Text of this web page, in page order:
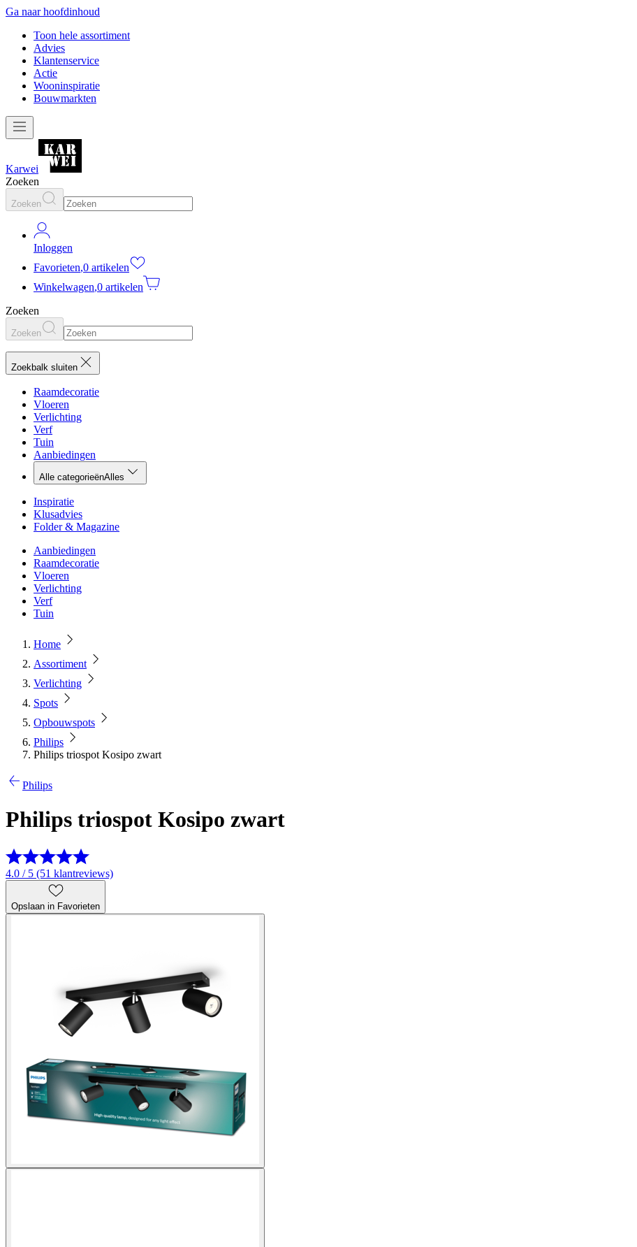
Ga naar hoofdinhoud
Toon hele assortiment
Advies
Klantenservice
Actie
Wooninspiratie
Bouwmarkten
Karwei
Zoeken
Zoeken
Inloggen
Favorieten,0 artikelen
Winkelwagen,0 artikelen
Zoeken
Zoeken
Zoekbalk sluiten
Raamdecoratie
Vloeren
Verlichting
Verf
Tuin
Aanbiedingen
Alle categorieënAlles
Inspiratie
Klusadvies
Folder & Magazine
Aanbiedingen
Raamdecoratie
Vloeren
Verlichting
Verf
Tuin
Home
Assortiment
Verlichting
Spots
Opbouwspots
Philips
Philips triospot Kosipo zwart
Philips
Philips triospot Kosipo zwart
4.0 / 5 (51 klantreviews)
Opslaan in Favorieten